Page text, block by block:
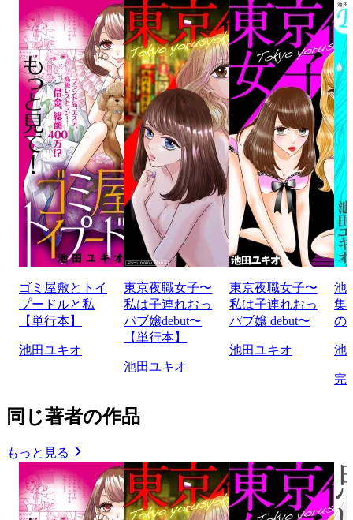
ゴミ屋敷とトイ
プードルと私
【単行本】
池田ユキオ
東京夜職女子〜
私は子連れおっ
パブ嬢debut〜
【単行本】
池田ユキオ
東京夜職女子〜
私は子連れおっ
パブ嬢 debut〜
池田ユキオ
池
集
の
池
完
同じ著者の作品
もっと見る